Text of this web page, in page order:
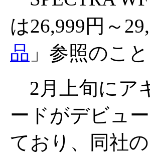
は26,999円～
品 」参照のこと
2月上旬にア
ードがデビュ
ており、同社